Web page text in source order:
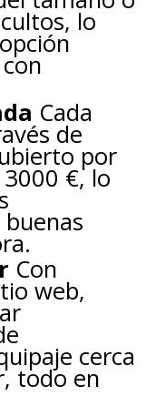
lo
Cada
de
por
€, lo
Con
web,
cerca
todo en